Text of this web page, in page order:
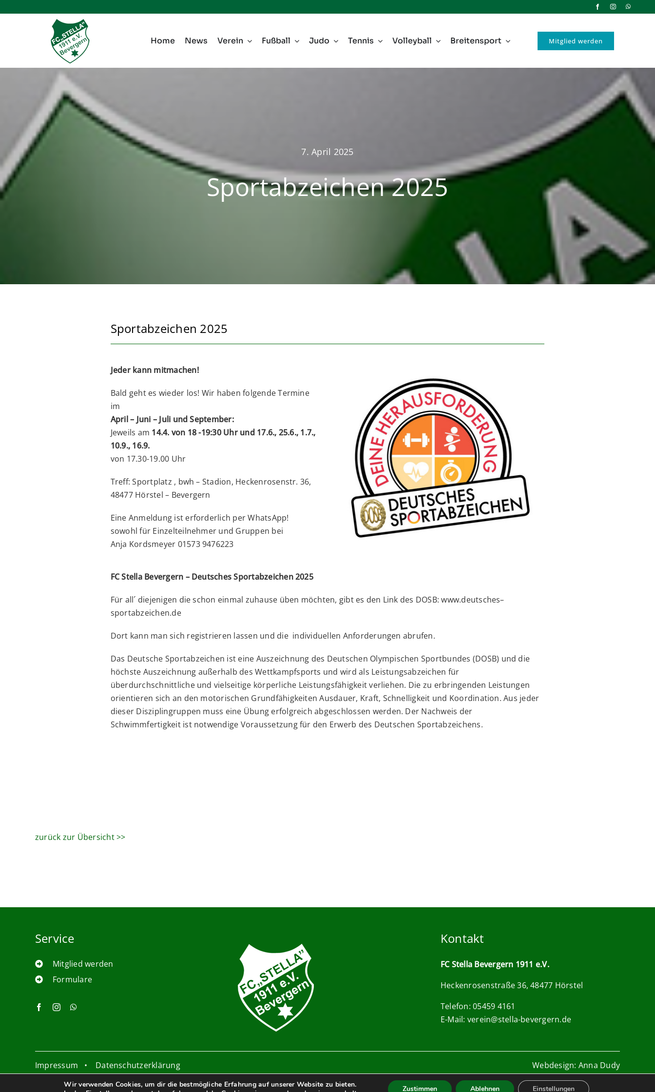
Home News Verein Fußball Judo Tennis Volleyball Breitensport Mitglied werden
7. April 2025
Sportabzeichen 2025
Sportabzeichen 2025
Jeder kann mitmachen!
Bald geht es wieder los! Wir haben folgende Termine
im
April – Juni – Juli und September:
Jeweils am 14.4. von 18 -19:30 Uhr und 17.6., 25.6., 1.7.,
10.9., 16.9.
von 17.30-19.00 Uhr
Treff: Sportplatz , bwh – Stadion, Heckenrosenstr. 36,
48477 Hörstel – Bevergern
Eine Anmeldung ist erforderlich per WhatsApp!
sowohl für Einzelteilnehmer und Gruppen bei
Anja Kordsmeyer 01573 9476223
FC Stella Bevergern – Deutsches Sportabzeichen 2025
Für all´ diejenigen die schon einmal zuhause üben möchten, gibt es den Link des DOSB: www.deutsches–
sportabzeichen.de
Dort kann man sich registrieren lassen und die individuellen Anforderungen abrufen.
Das Deutsche Sportabzeichen ist eine Auszeichnung des Deutschen Olympischen Sportbundes (DOSB) und die
höchste Auszeichnung außerhalb des Wettkampfsports und wird als Leistungsabzeichen für
überdurchschnittliche und vielseitige körperliche Leistungsfähigkeit verliehen. Die zu erbringenden Leistungen
orientieren sich an den motorischen GrundfähigkeitenAusdauer, Kraft, Schnelligkeit und Koordination. Aus jeder
dieser Disziplingruppen muss eine Übung erfolgreich abgeschlossen werden. Der Nachweis der
Schwimmfertigkeit ist notwendige Voraussetzung für den Erwerb des Deutschen Sportabzeichens.
zurück zur Übersicht >>
Service
Mitglied werden
Formulare
Kontakt
FC Stella Bevergern 1911 e.V.
Heckenrosenstraße 36, 48477 Hörstel
Telefon: 05459 4161
E-Mail: verein@stella-bevergern.de
Impressum • Datenschutzerklärung Webdesign: Anna Dudy
Wir verwenden Cookies, um dir die bestmögliche Erfahrung auf unserer Website zu bieten.
Zustimmen Ablehnen Einstellungen